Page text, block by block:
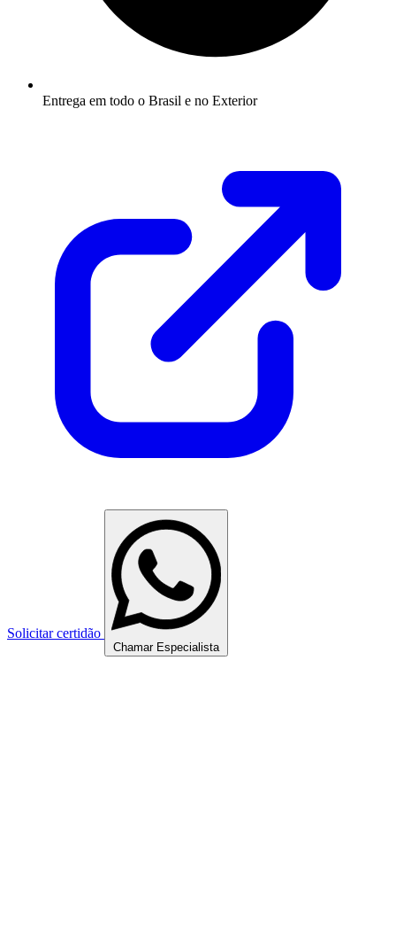
Entrega em todo o Brasil e no Exterior
Solicitar certidão
Chamar Especialista